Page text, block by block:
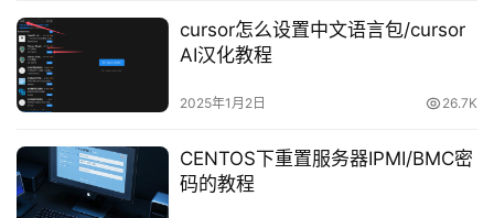
PowerShe…
cursor怎么设置中文语言包/cursor
AI汉化教程
2025年1月2日 26.7K
CENTOS下重置服务器IPMI/BMC密
码的教程